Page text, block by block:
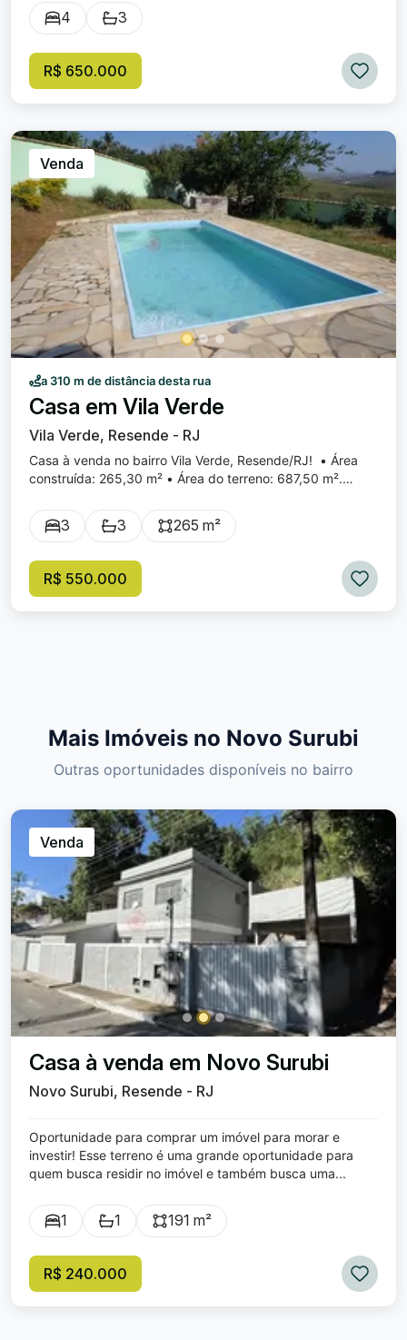
4 3
R$ 650.000
Venda
a 310 m de distância desta rua
Casa em Vila Verde
Vila Verde, Resende - RJ
Casa à venda no bairro Vila Verde, Resende/RJ! • Área
construída: 265,30 m² • Área do terreno: 687,50 m².
Fogão a lenha. 1 Edícula 1 banheiro. Piscina (3,00 x 7,00 x
1,40) Área coberta (livre) com mesas: 1 de granito, 1 de
frutíferas. Garagem coberta de 2 canis para 4 carros.
Segundo andar. 3 quartos, sendo, 1 suíte
3 3 265 m²
R$ 550.000
Mais Imóveis no Novo Surubi
Outras oportunidades disponíveis no bairro
Venda
Casa à venda em Novo Surubi
Novo Surubi, Resende - RJ
Oportunidade para comprar um imóvel para morar e
investir! Esse terreno é uma grande oportunidade para
quem busca residir no imóvel e também busca uma...
1 1 191 m²
R$ 240.000